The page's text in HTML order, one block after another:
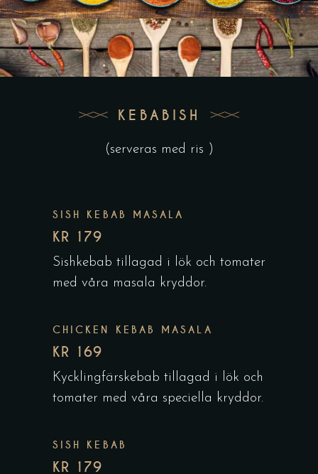
KEBABISH
(serveras med ris )
SISH KEBAB MASALA
KR 179
Sishkebab tillagad i lök och tomater
med våra masala kryddor.
CHICKEN KEBAB MASALA
KR 169
Kycklingfärskebab tillagad i lök och
tomater med våra speciella kryddor.
SISH KEBAB
KR 179